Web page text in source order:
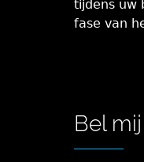
tijdens uw
fase van
Bel